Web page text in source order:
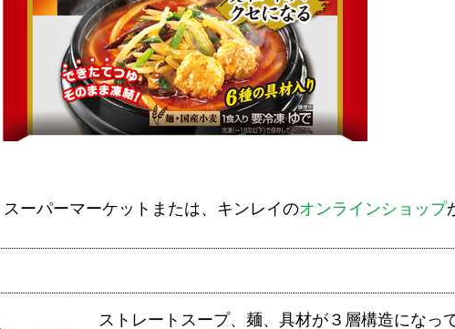
ーパーマーケットまたは、キンレイのオンラインショップ
ストレートスープ、麺、具材が３層構造になっ